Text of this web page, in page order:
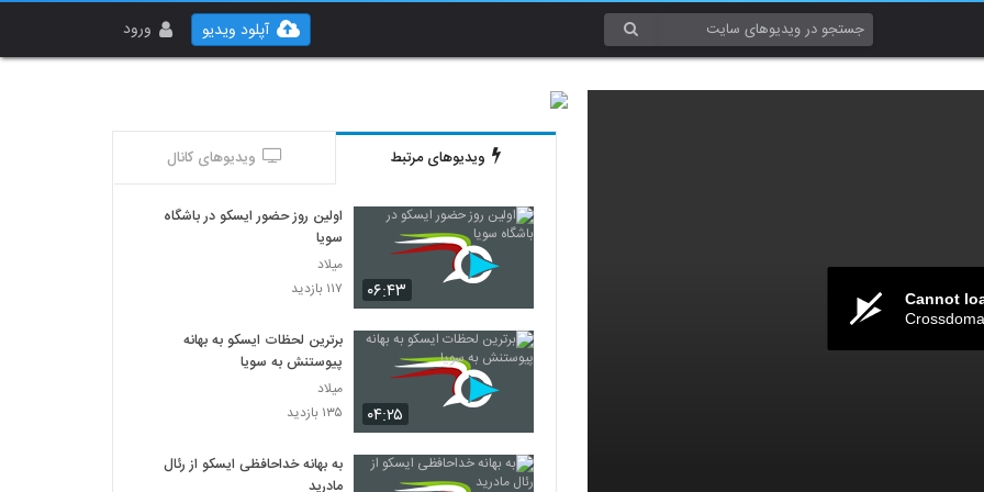
ورود آپلود ویدیو
Cannot
ویدیوهای مرتبط ویدیوهای کانال
۰۶:۴۳
اولین روز حضور ایسکو در باشگاه
سویا
میلاد
۱۱۷ بازدید
۰۴:۲۵
برترین لحظات ایسکو به بهانه
پیوستنش به سویا
میلاد
۱۳۵ بازدید
به بهانه خداحافظی ایسکو از رئال
مادرید